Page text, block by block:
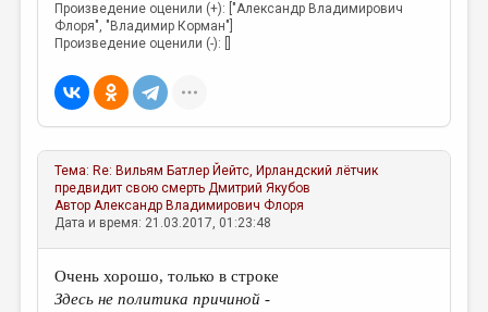
Произведение оценили (+): ["Александр Владимирович
Флоря", "Владимир Корман"]
Произведение оценили (-): []
Тема: Re: Вильям Батлер Йейтс, Ирландский лётчик
предвидит свою смерть Дмитрий Якубов
АвторАлександр Владимирович Флоря
Дата и время: 21.03.2017, 01:23:48
Очень хорошо, только в строке
Здесь не политика причиной -